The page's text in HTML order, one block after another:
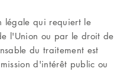
légale qui requiert le
l'Union ou par le droit de
du traitement est
d'intérêt public ou